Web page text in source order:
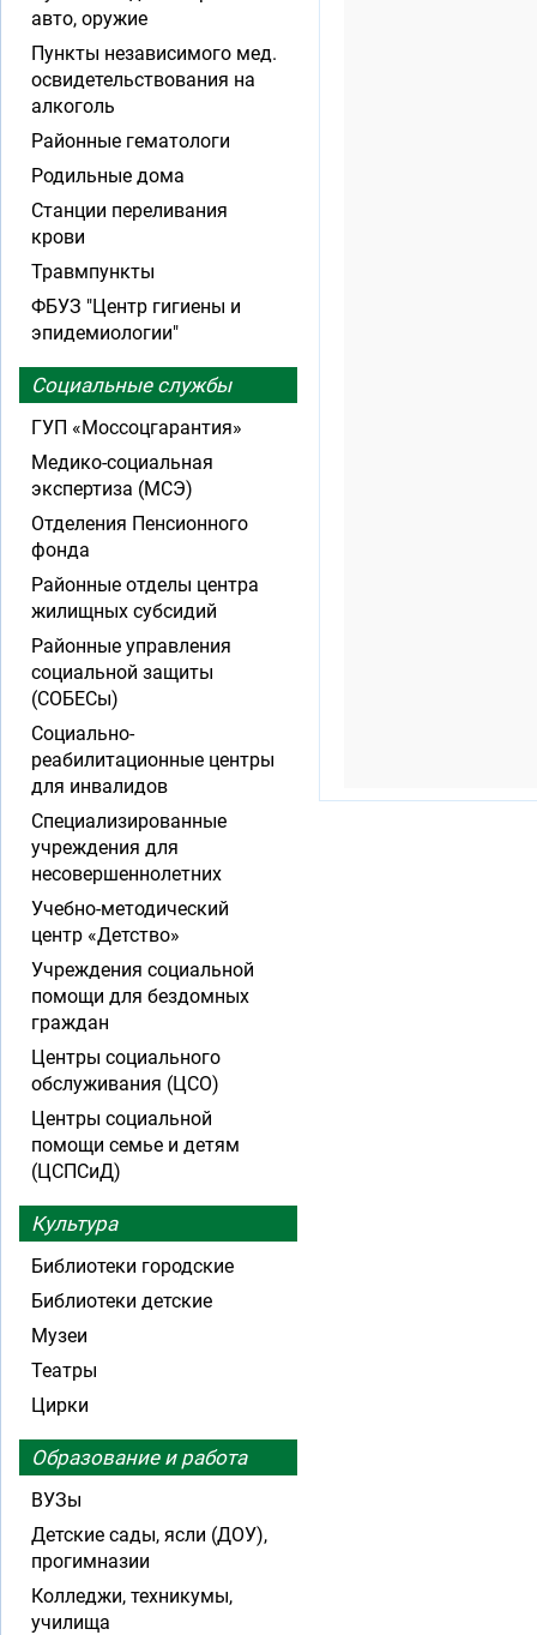
авто, оружие
Пункты независимого мед.
освидетельствования на
алкоголь
Районные гематологи
Родильные дома
Станции переливания
крови
Травмпункты
ФБУЗ "Центр гигиены и
эпидемиологии"
Социальные службы
ГУП «Моссоцгарантия»
Медико-социальная
экспертиза (МСЭ)
Отделения Пенсионного
фонда
Районные отделы центра
жилищных субсидий
Районные управления
социальной защиты
(СОБЕСы)
Социально-
реабилитационные центры
для инвалидов
Специализированные
учреждения для
несовершеннолетних
Учебно-методический
центр «Детство»
Учреждения социальной
помощи для бездомных
граждан
Центры социального
обслуживания (ЦСО)
Центры социальной
помощи семье и детям
(ЦСПСиД)
Культура
Библиотеки городские
Библиотеки детские
Музеи
Театры
Цирки
Образование и работа
ВУЗы
Детские сады, ясли (ДОУ),
прогимназии
Колледжи, техникумы,
училища